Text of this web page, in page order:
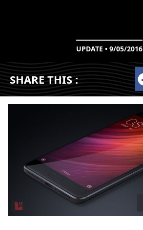
UPDATE • 9/05/2016
SHARE THIS :